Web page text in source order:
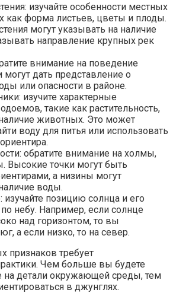
изучайте особенности местных
как форма листьев, цветы и плоды.
могут указывать на наличие
направление крупных рек
внимание на поведение
дать представление о
или опасности в районе.
изучите характерные
такие как растительность,
животных. Это может
воду для питья или использовать
обратите внимание на холмы,
Высокие точки могут быть
а низины могут
воды.
изучайте позицию солнца и его
небу. Например, если солнце
над горизонтом, то вы
а если низко, то на север.
признаков требует
Чем больше вы будете
на детали окружающей среды, тем
в джунглях.